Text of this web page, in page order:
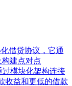
借贷协议，它通
构建点对点
过模块化架构连接
收益和更低的借款